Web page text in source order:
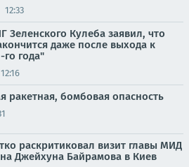
12:33
Зеленского Кулеба заявил, что
даже после выхода к
го года"
12:16
ракетная, бомбовая опасность
раскритиковал визит главы МИД
Джейхуна Байрамова в Киев